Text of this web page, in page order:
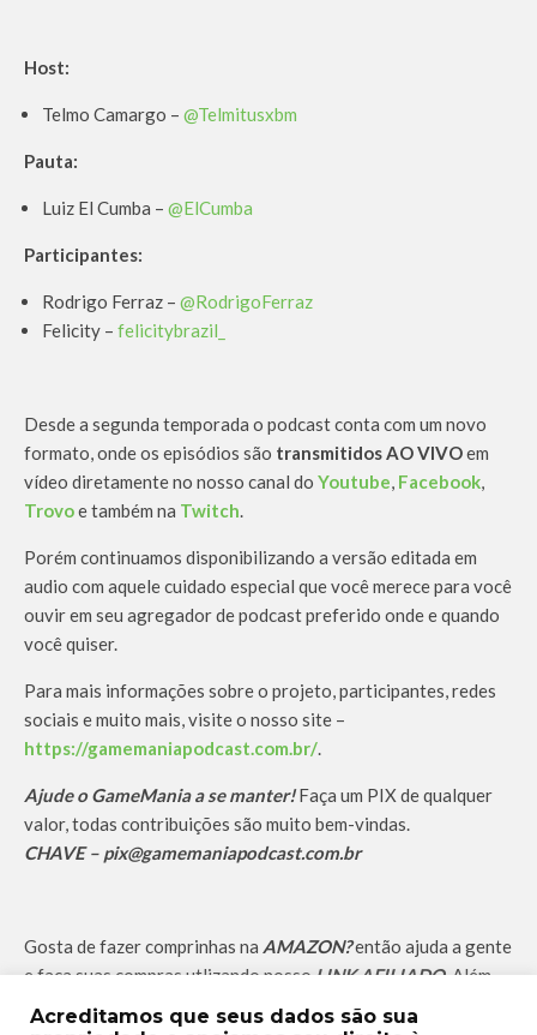
Host:
Telmo Camargo – @Telmitusxbm
Pauta:
Luiz El Cumba – @ElCumba
Participantes:
Rodrigo Ferraz – @RodrigoFerraz
Felicity – felicitybrazil_
Desde a segunda temporada o podcast conta com um novo
formato, onde os episódios são transmitidos AO VIVOem
vídeo diretamente no nosso canal do Youtube, Facebook,
Trovoe também na Twitch.
Porém continuamos disponibilizando a versão editada em
audio com aquele cuidado especial que você merece para você
ouvir em seu agregador de podcast preferido onde e quando
você quiser.
Para mais informações sobre o projeto, participantes, redes
sociais e muito mais, visite o nosso site –
https://gamemaniapodcast.com.br/.
Ajude o GameMania a se manter!Faça um PIX de qualquer
valor, todas contribuições são muito bem-vindas.
CHAVE – pix@gamemaniapodcast.com.br
Gosta de fazer comprinhas na AMAZON?então ajuda a gente
e faça suas compras utlizando nossoLINK AFILIADO. Além
de contribuir para a manutenção do Gamemania você não
Acreditamos que seus dados são sua